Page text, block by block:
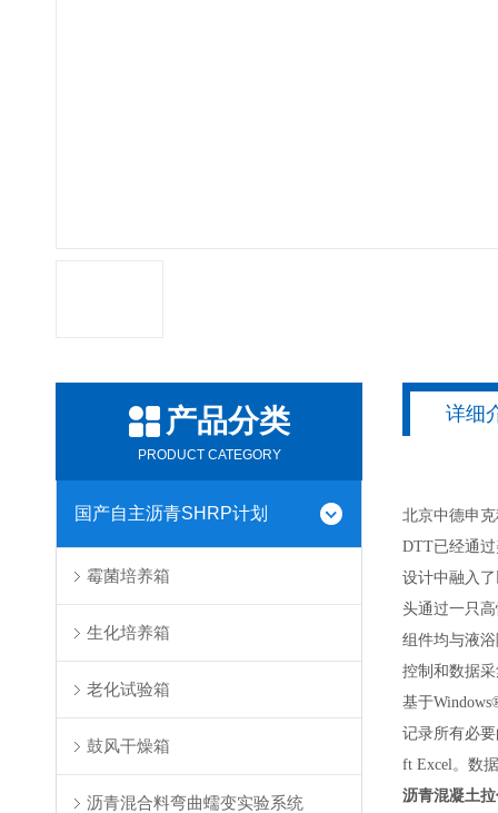
产品分类
PRODUCT CATEGORY
国产自主沥青SHRP计划
霉菌培养箱
生化培养箱
老化试验箱
鼓风干燥箱
沥青混合料弯曲蠕变实验系统
详细
北京中德申
DTT已经通过
设计中融入
头通过一只
组件均与液
控制和数据
基于
记录所有必
ft Excel。数
沥青混凝土